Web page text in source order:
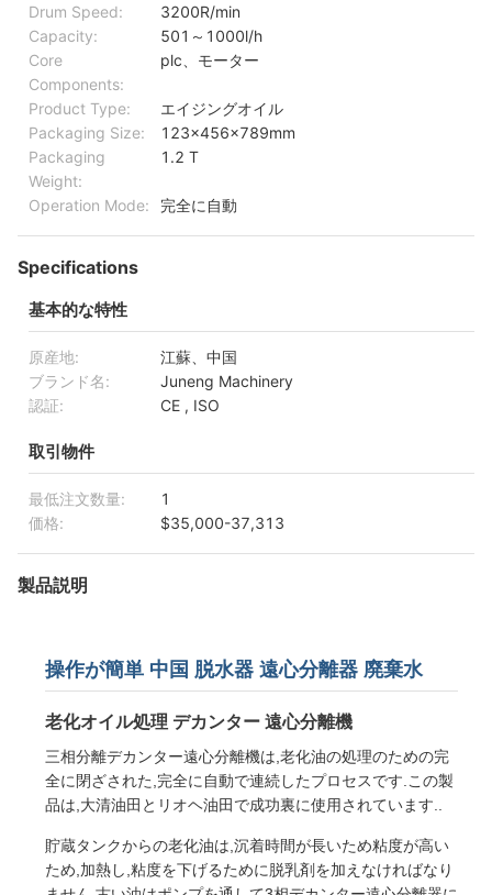
Drum Speed:
3200R/min
Capacity:
501～1000l/h
Core
Components:
plc、モーター
Product Type:
エイジングオイル
Packaging Size:
123×456×789mm
Packaging
Weight:
1.2 T
Operation Mode: 完全に自動
Specifications
基本的な特性
原産地:
江蘇、中国
ブランド名:
Juneng Machinery
認証:
CE , ISO
取引物件
最低注文数量:
1
価格:
$35,000-37,313
製品説明
操作が簡単 中国 脱水器 遠心分離器 廃棄水
老化オイル処理 デカンター 遠心分離機
三相分離デカンター遠心分離機は,老化油の処理のための完
全に閉ざされた,完全に自動で連続したプロセスです.この製
品は,大清油田とリオヘ油田で成功裏に使用されています..
貯蔵タンクからの老化油は,沉着時間が長いため粘度が高い
ため,加熱し,粘度を下げるために脱乳剤を加えなければなり